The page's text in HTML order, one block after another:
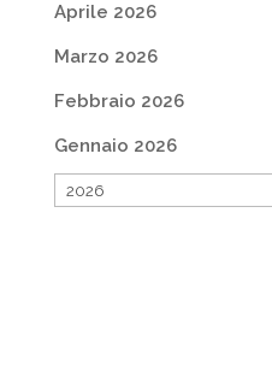
Aprile 2026
Marzo 2026
Febbraio 2026
Gennaio 2026